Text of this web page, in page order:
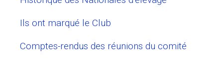
Ils ont marqué le Club
Comptes-rendus des réunions du comité